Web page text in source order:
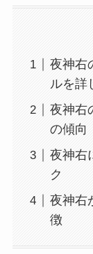
夜神右
ルを詳
夜神右
の傾向
夜神右
ク
夜神右
徴